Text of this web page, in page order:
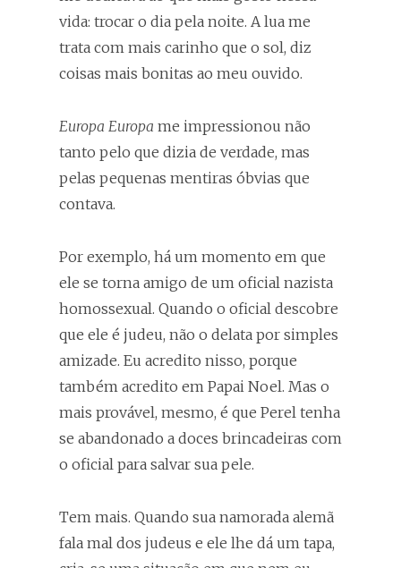
vida: trocar o dia pela noite. A lua me
trata com mais carinho que o sol, diz
coisas mais bonitas ao meu ouvido.
Europa Europa me impressionou não
tanto pelo que dizia de verdade, mas
pelas pequenas mentiras óbvias que
contava.
Por exemplo, há um momento em que
ele se torna amigo de um oficial nazista
homossexual. Quando o oficial descobre
que ele é judeu, não o delata por simples
amizade. Eu acredito nisso, porque
também acredito em Papai Noel. Mas o
mais provável, mesmo, é que Perel tenha
se abandonado a doces brincadeiras com
o oficial para salvar sua pele.
Tem mais. Quando sua namorada alemã
fala mal dos judeus e ele lhe dá um tapa,